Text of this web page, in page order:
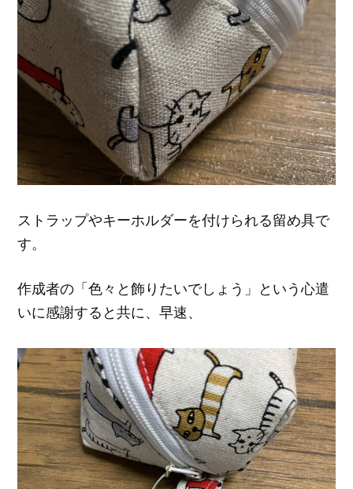
ストラップやキーホルダーを付けられる留め具で
す。
作成者の「色々と飾りたいでしょう」という心遣
いに感謝すると共に、早速、